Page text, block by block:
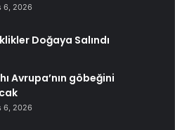
6, 2026
Doğaya Salındı
Avrupa’nın göbeğini
6, 2026